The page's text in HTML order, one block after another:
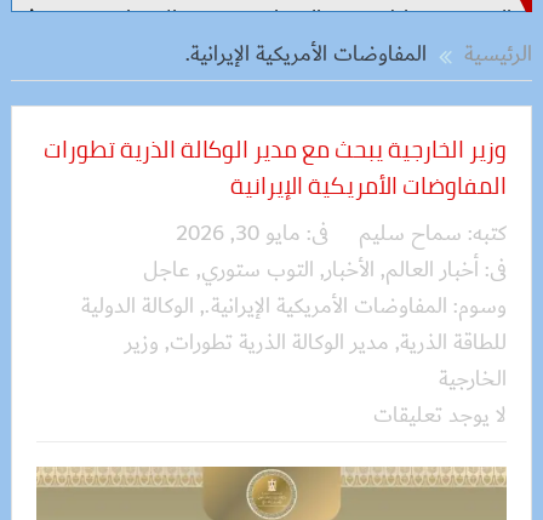
من مخاطر مرض السعار
وزيرة الإسكان تسرّع توفيق
الرئيسية
المفاوضات الأمريكية الإيرانية.
وزير الخارجية يبحث مع مدير الوكالة الذرية تطورات
المفاوضات الأمريكية الإيرانية
كتبه: سماح سليم فى: مايو 30, 2026
فى:أخبار العالم, الأخبار, التوب ستوري, عاجل
وسوم: المفاوضات الأمريكية الإيرانية., الوكالة الدولية
للطاقة الذرية, مدير الوكالة الذرية تطورات, وزير
الخارجية
لا يوجد تعليقات